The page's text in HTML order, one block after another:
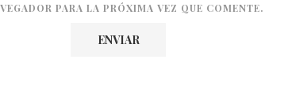
PARA LA PRÓXIMA VEZ QUE COMENTE.